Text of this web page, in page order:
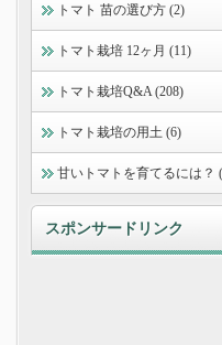
トマト 苗の選び方 (2)
トマト栽培 12ヶ月 (11)
トマト栽培Q&A (208)
トマト栽培の用土 (6)
甘いトマトを育てるには？
スポンサードリンク